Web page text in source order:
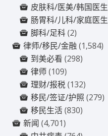
皮肤科/医美/韩国医生
肠胃科/儿科/家庭医生
脚科/足科(2)
律师/移民/金融 (1,584)
到美必看 (298)
律师(109)
理财/报税(132)
移民/签证/护照 (279)
移民生活(830)
新闻 (4,701)